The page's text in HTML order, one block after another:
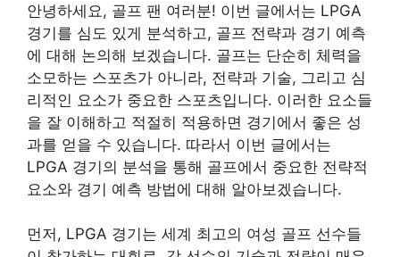
안녕하세요, 골프 팬 여러분! 이번 글에서는 LPGA
경기를 심도 있게 분석하고, 골프 전략과 경기 예측
에 대해 논의해 보겠습니다. 골프는 단순히 체력을
소모하는 스포츠가 아니라, 전략과 기술, 그리고 심
리적인 요소가 중요한 스포츠입니다. 이러한 요소들
을 잘 이해하고 적절히 적용하면 경기에서 좋은 성
과를 얻을 수 있습니다. 따라서 이번 글에서는
LPGA 경기의 분석을 통해 골프에서 중요한 전략적
요소와 경기 예측 방법에 대해 알아보겠습니다.
먼저, LPGA 경기는 세계 최고의 여성 골프 선수들